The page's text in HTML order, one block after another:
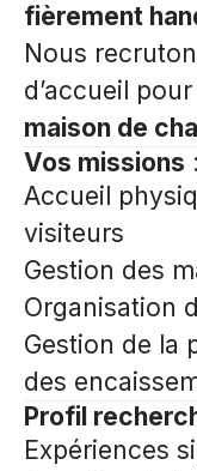
fièrement
Nous
d’accueil
maison de
Vos missions :
Accueil
visiteurs
Gestion des
Organisation
Gestion de la
des
Profil
Expériences